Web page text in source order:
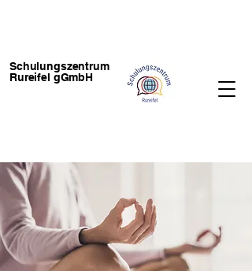
Schulungszentrum
Rureifel gGmbH